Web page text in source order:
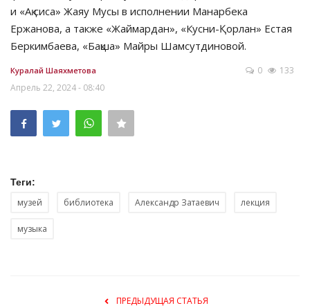
и «Ақ сиса» Жаяу Мусы в исполнении Манарбека
Ержанова, а также «Жаймардан», «Кусни-Қорлан» Естая
Беркимбаева, «Бақша» Майры Шамсутдиновой.
Куралай Шаяхметова
Апрель 22, 2024 - 08:40
0 133
Теги:
музей библиотека Александр Затаевич лекция
музыка
ПРЕДЫДУЩАЯ СТАТЬЯ